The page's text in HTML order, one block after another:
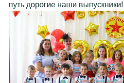
путь дорогие наши выпускники!